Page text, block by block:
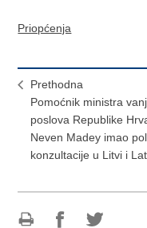
Priopćenja
Prethodna
Pomoćnik ministra
poslova Republike
Neven Madey imao
konzultacije u Litvi i